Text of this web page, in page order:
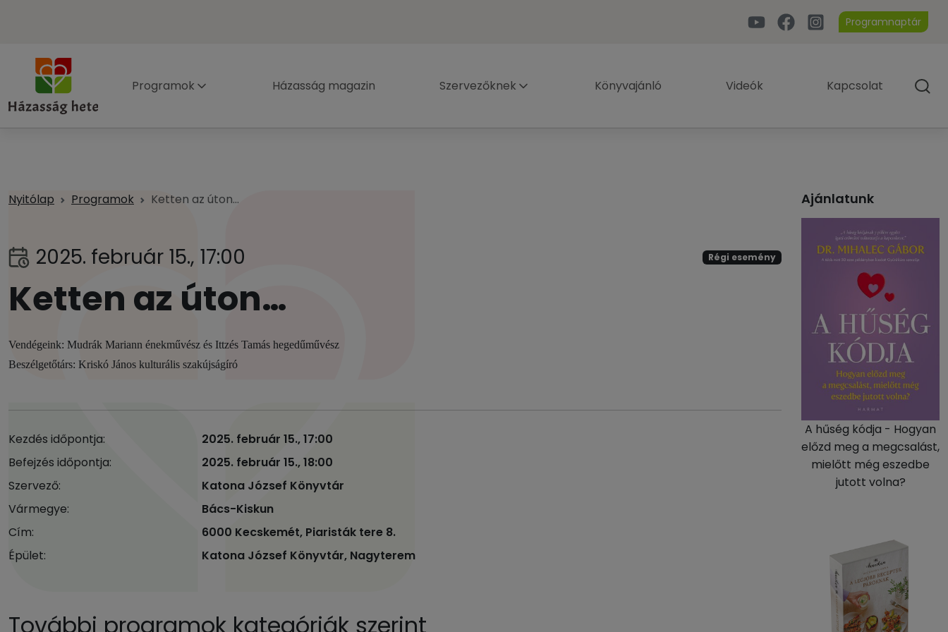
Programnaptár
Programok Házasság magazin Szervezőknek Könyvajánló Videók Kapcsolat
Nyitólap Programok Ketten az úton…
2025. február 15., 17:00 Régi esemény
Ketten az úton…
Vendégeink: Mudrák Mariann énekművész és Ittzés Tamás hegedűművész
Beszélgetőtárs: Kriskó János kulturális szakújságíró
Kezdés időpontja:
2025. február 15., 17:00
Befejzés időpontja:
2025. február 15., 18:00
Szervező:
Katona József Könyvtár
Vármegye:
Bács-Kiskun
Cím:
6000 Kecskemét, Piaristák tere 8.
Épület:
Katona József Könyvtár, Nagyterem
További programok kategóriák szerint
Ajánlatunk
A hűség kódja - Hogyan
előzd meg a megcsalást,
mielőtt még eszedbe
jutott volna?